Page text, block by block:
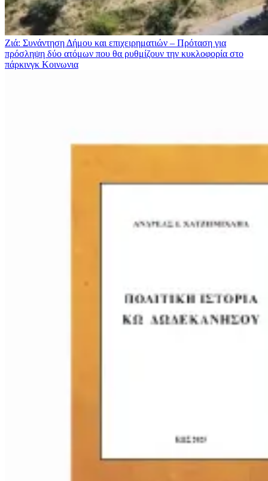
Ζιά: Συνάντηση Δήμου και επιχειρηματιών – Πρόταση για
πρόσληψη δύο ατόμων που θα ρυθμίζουν την κυκλοφορία στο
πάρκινγκ Κοινωνια